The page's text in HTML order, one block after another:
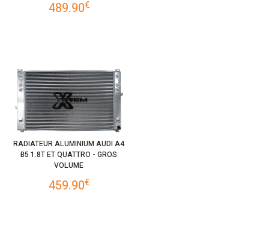
489.90€
RADIATEUR ALUMINIUM AUDI A4
B5 1.8T ET QUATTRO - GROS
VOLUME
459.90€